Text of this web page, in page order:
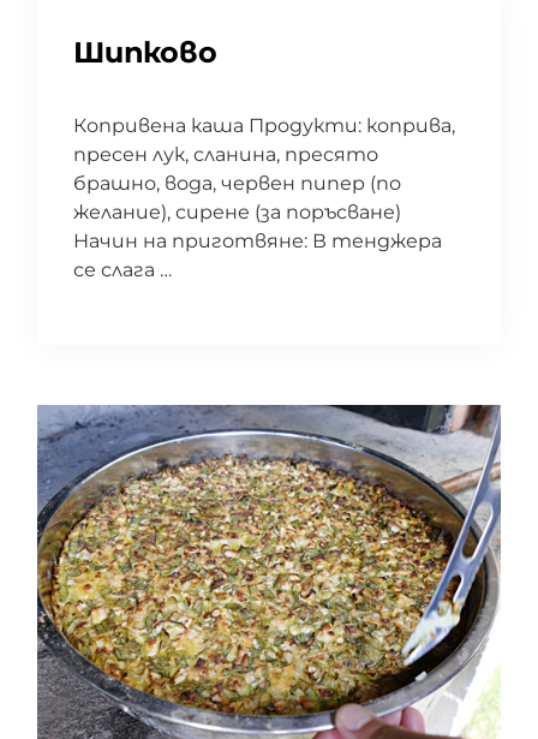
Шипково
Копривена каша Продукти: коприва,
пресен лук, сланина, пресято
брашно, вода, червен пипер (по
желание), сирене (за поръсване)
Начин на приготвяне: В тенджера
се слага …